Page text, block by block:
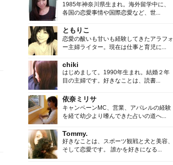
1985年神奈川県生まれ。海外留学中に、
各国の恋愛事情や国際恋愛など、世...
ともりこ
恋愛の酸いも甘いも経験してきたアラフォ
ー主婦ライター。現在は仕事と育児に...
chiki
はじめまして。1990年生まれ。結婚２年
目の主婦です。好きなことは、読書...
依奈ミリサ
キャンペーンMC、営業、アパレルの経験
を経て幼少より嗜んできた占いの道へ...
Tommy.
好きなことは、スポーツ観戦と犬と美容、
そして恋愛です。 誰かを好きになる...